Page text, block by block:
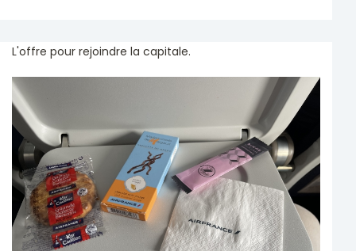
L'offre pour rejoindre la capitale.